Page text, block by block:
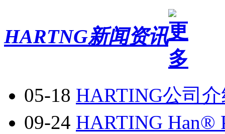
HARTNG新闻资讯
05-18 HARTING公司
09-24 HARTING Han®